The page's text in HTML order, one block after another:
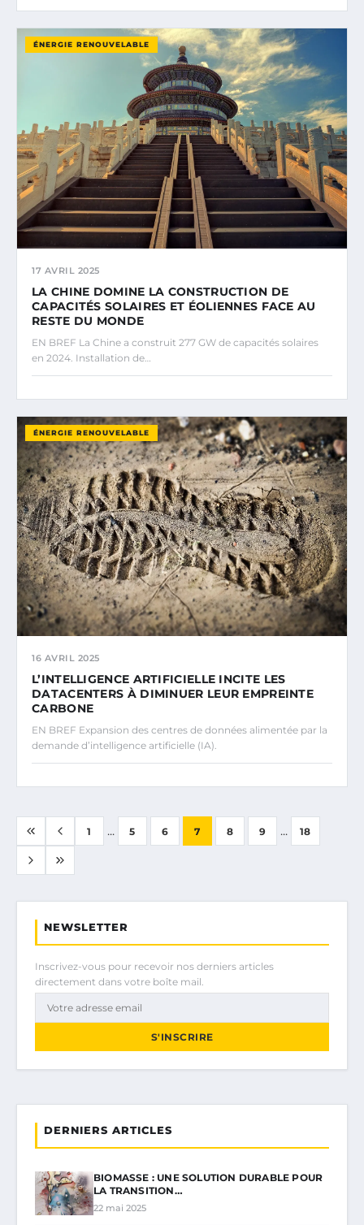
ÉNERGIE RENOUVELABLE
17 AVRIL 2025
LA CHINE DOMINE LA CONSTRUCTION DE
CAPACITÉS SOLAIRES ET ÉOLIENNES FACE AU
RESTE DU MONDE
EN BREF La Chine a construit 277 GW de capacités solaires
en 2024. Installation de…
ÉNERGIE RENOUVELABLE
16 AVRIL 2025
L’INTELLIGENCE ARTIFICIELLE INCITE LES
DATACENTERS À DIMINUER LEUR EMPREINTE
CARBONE
EN BREF Expansion des centres de données alimentée par la
demande d’intelligence artificielle (IA).
1 ... 5 6 7 8 9 ... 18
NEWSLETTER
Inscrivez-vous pour recevoir nos derniers articles
directement dans votre boîte mail.
S'INSCRIRE
DERNIERS ARTICLES
BIOMASSE : UNE SOLUTION DURABLE POUR
LA TRANSITION…
22 mai 2025